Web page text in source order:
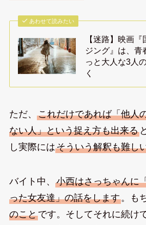
あわせて読みたい
【迷路】映画
ジング』は、青
っと大人な3人
く
ただ、 これだけであれば「他人
ない人」という捉え方も出来る
し実際にはそういう解釈も難し
バイト中、 小西はさっちゃんに
った女友達」の話をします。も
のことです。そしてそれに続けて